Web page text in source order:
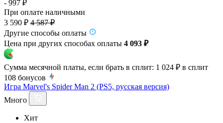
- 997 ₽
При оплате наличными
3 590 ₽ 4 587 ₽
Другие способы оплаты
Цена при других способах оплаты 4 093 ₽
Сумма месячной платы, если брать в сплит: 1 024 ₽ в сплит
108 бонусов
Игра Marvel's Spider Man 2 (PS5, русская версия)
Много
Хит